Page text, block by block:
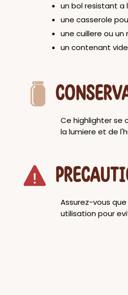
un bol resistant a
une casserole
une cuillere ou un
un contenant
Ce highlighter se
la lumiere et de
Assurez-vous
utilisation pour